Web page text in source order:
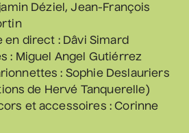
Déziel, Jean-François
en direct : Dâvi Simard
: Miguel Angel Gutiérrez
: Sophie Deslauriers
de Hervé Tanquerelle)
et accessoires : Corinne